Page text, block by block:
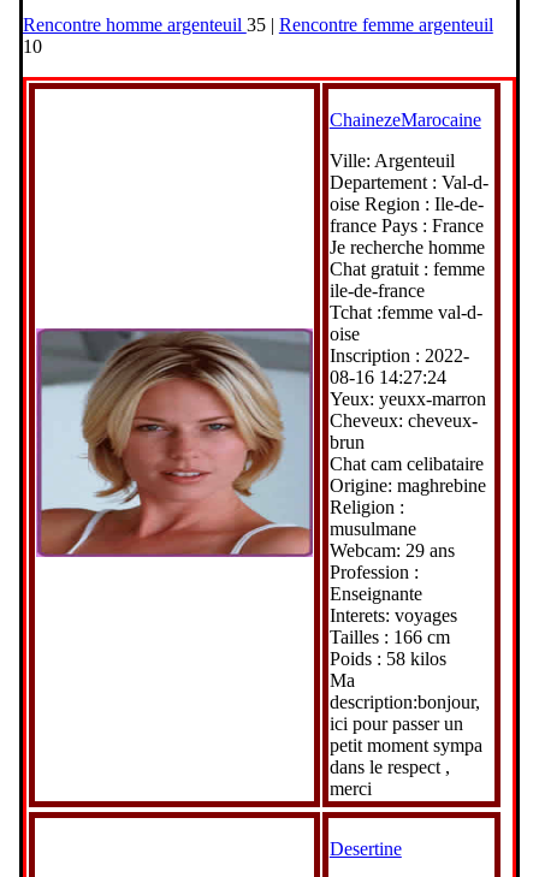
Rencontre homme argenteuil 35 | Rencontre femme argenteuil
10
ChainezeMarocaine
Ville: Argenteuil
Departement : Val-d-
oise Region : Ile-de-
france Pays : France
Je recherche homme
Chat gratuit : femme
ile-de-france
Tchat :femme val-d-
oise
Inscription : 2022-
08-16 14:27:24
Yeux: yeuxx-marron
Cheveux: cheveux-
brun
Chat cam celibataire
Origine: maghrebine
Religion :
musulmane
Webcam: 29 ans
Profession :
Enseignante
Interets: voyages
Tailles : 166 cm
Poids : 58 kilos
Ma
description:bonjour,
ici pour passer un
petit moment sympa
dans le respect ,
merci
Desertine